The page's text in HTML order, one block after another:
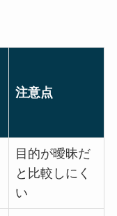
注意点
目的が曖昧だ
と比較しにく
い